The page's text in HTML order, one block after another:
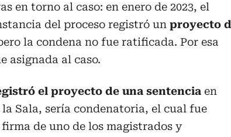
en torno al caso: en enero de 2023, el
del proceso registró un proyecto
la condena no fue ratificada. Por esa
asignada al caso.
el proyecto de una sentencia en
Sala, sería condenatoria, el cual fue
de uno de los magistrados y